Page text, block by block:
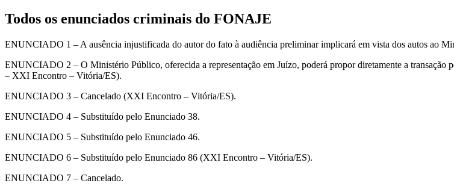
Todos os enunciados criminais do FONAJE
ENUNCIADO 1 – A ausência injustificada do autor do fato à audiência preliminar implicará em vista dos autos ao
ENUNCIADO 2 – O Ministério Público, oferecida a representação em Juízo, poderá propor diretamente a transação
– XXI Encontro – Vitória/ES).
ENUNCIADO 3 – Cancelado (XXI Encontro – Vitória/ES).
ENUNCIADO 4 – Substituído pelo Enunciado 38.
ENUNCIADO 5 – Substituído pelo Enunciado 46.
ENUNCIADO 6 – Substituído pelo Enunciado 86 (XXI Encontro – Vitória/ES).
ENUNCIADO 7 – Cancelado.